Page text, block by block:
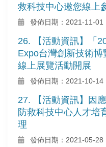
救科技中心邀您線上
發佈日期：2021-11-01
26. 【活動資訊】「
Expo台灣創新技術博
線上展覽活動開展
發佈日期：2021-10-14
27. 【活動資訊】因
防救科技中心人才培
理
發佈日期：2021-05-28